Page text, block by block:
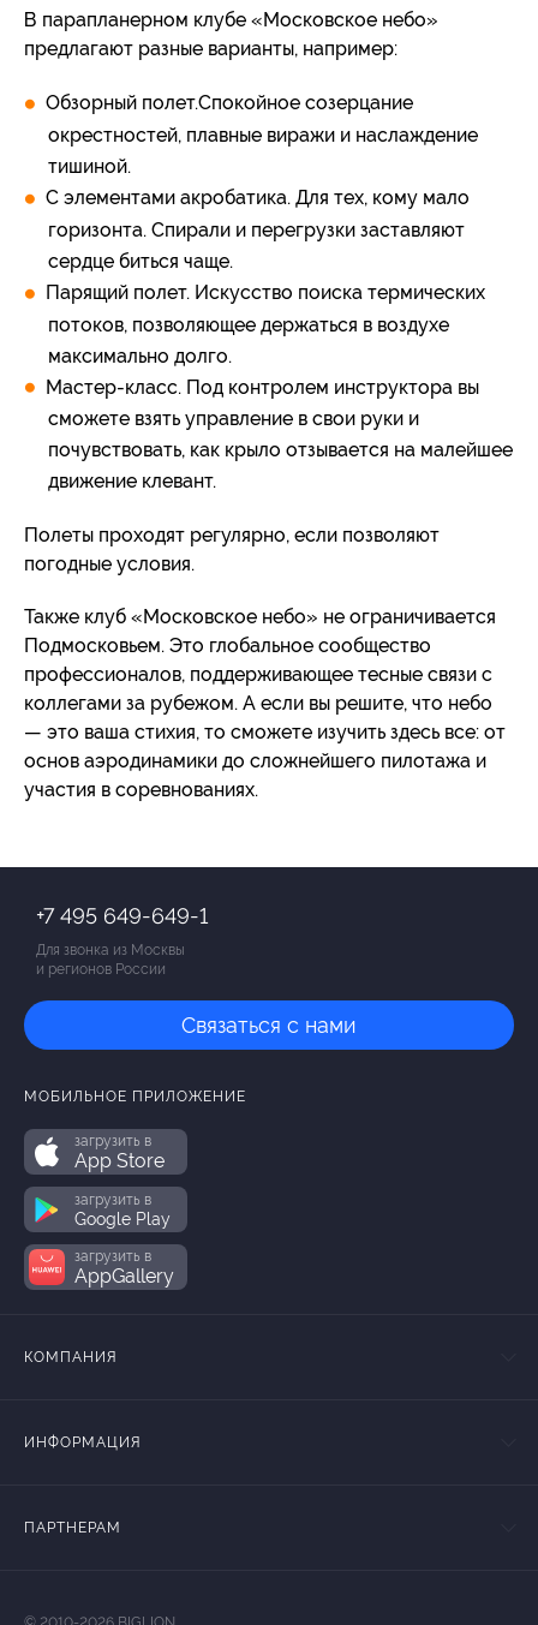
В парапланерном клубе «Московское небо»
предлагают разные варианты, например:
Обзорный полет.Спокойное созерцание
окрестностей, плавные виражи и наслаждение
тишиной.
С элементами акробатика. Для тех, кому мало
горизонта. Спирали и перегрузки заставляют
сердце биться чаще.
Парящий полет. Искусство поиска термических
потоков, позволяющее держаться в воздухе
максимально долго.
Мастер-класс. Под контролем инструктора вы
сможете взять управление в свои руки и
почувствовать, как крыло отзывается на малейшее
движение клевант.
Полеты проходят регулярно, если позволяют
погодные условия.
Также клуб «Московское небо» не ограничивается
Подмосковьем. Это глобальное сообщество
профессионалов, поддерживающее тесные связи с
коллегами за рубежом. А если вы решите, что небо
— это ваша стихия, то сможете изучить здесь все: от
основ аэродинамики до сложнейшего пилотажа и
участия в соревнованиях.
+7 495 649-649-1
Для звонка из Москвы
и регионов России
Связаться с нами
МОБИЛЬНОЕ ПРИЛОЖЕНИЕ
загрузить в
App Store
загрузить в
Google Play
загрузить в
AppGallery
КОМПАНИЯ
ИНФОРМАЦИЯ
ПАРТНЕРАМ